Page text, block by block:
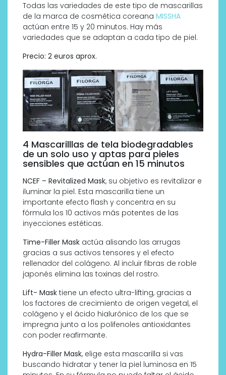
Todas las variedades de este tipo de mascarillas
de la marca de cosmética coreana MISSHA
actúan entre 15 y 20 minutos. Hay más
variedades que se adaptan a cada tipo de piel.
Precio: 2 euros aprox.
4 Mascarilllas de tela biodegradables
de un solo uso y aptas para pieles
sensibles que actúan en 15 minutos
NCEF – Revitalized Mask, su objetivo es revitalizar e
iluminar la piel. Esta mascarilla tiene un
importante efecto flash y concentra en su
fórmula los 10 activos más potentes de las
inyecciones estéticas.
Time-Filler Mask actúa alisando las arrugas
gracias a sus activos tensores y el efecto
rellenador del colágeno. Al incluir fibras de roble
japonés elimina las toxinas del rostro.
Lift- Mask tiene un efecto ultra-lifting, gracias a
los factores de crecimiento de origen vegetal, el
colágeno y el ácido hialurónico de los que se
impregna junto a los polifenoles antioxidantes
con poder reafirmante.
Hydra-Filler Mask, elige esta mascarilla si vas
buscando hidratar y tener la piel luminosa en 15